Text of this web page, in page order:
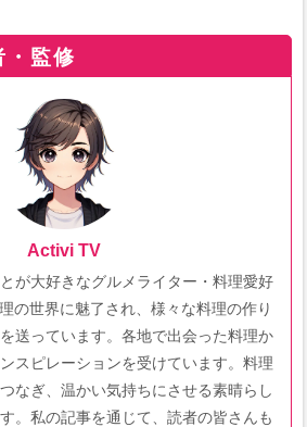
・監修
Activi TV
が大好きなグルメライター・料理愛好
の世界に魅了され、様々な料理の作り
送っています。各地で出会った料理か
スピレーションを受けています。料理
なぎ、温かい気持ちにさせる素晴らし
。私の記事を通じて、読者の皆さんも